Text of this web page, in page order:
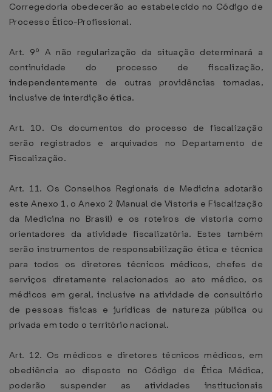
Corregedoria obedecerão ao estabelecido no Código de
Processo Ético-Profissional.
Art. 9º A não regularização da situação determinará a
continuidade do processo de fiscalização,
independentemente de outras providências tomadas,
inclusive de interdição ética.
Art. 10. Os documentos do processo de fiscalização
serão registrados e arquivados no Departamento de
Fiscalização.
Art. 11. Os Conselhos Regionais de Medicina adotarão
este Anexo 1, o Anexo 2 (Manual de Vistoria e Fiscalização
da Medicina no Brasil) e os roteiros de vistoria como
orientadores da atividade fiscalizatória. Estes também
serão instrumentos de responsabilização ética e técnica
para todos os diretores técnicos médicos, chefes de
serviços diretamente relacionados ao ato médico, os
médicos em geral, inclusive na atividade de consultório
de pessoas físicas e jurídicas de natureza pública ou
privada em todo o território nacional.
Art. 12. Os médicos e diretores técnicos médicos, em
obediência ao disposto no Código de Ética Médica,
poderão suspender as atividades institucionais